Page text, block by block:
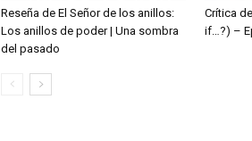
Reseña de El Señor de los anillos:
Los anillos de poder | Una sombra
del pasado
Crítica
if…?) –